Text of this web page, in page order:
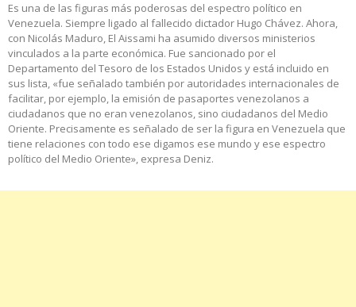
Es una de las figuras más poderosas del espectro político en
Venezuela. Siempre ligado al fallecido dictador Hugo Chávez. Ahora,
con Nicolás Maduro, El Aissami ha asumido diversos ministerios
vinculados a la parte económica. Fue sancionado por el
Departamento del Tesoro de los Estados Unidos y está incluido en
sus lista, «fue señalado también por autoridades internacionales de
facilitar, por ejemplo, la emisión de pasaportes venezolanos a
ciudadanos que no eran venezolanos, sino ciudadanos del Medio
Oriente. Precisamente es señalado de ser la figura en Venezuela que
tiene relaciones con todo ese digamos ese mundo y ese espectro
político del Medio Oriente», expresa Deniz.